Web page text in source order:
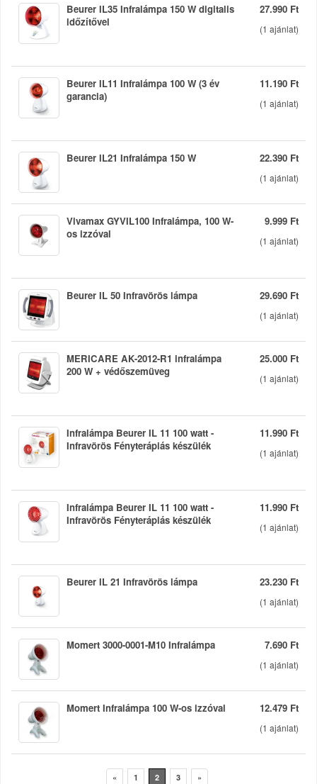
27.990 Ft
(1 ajánlat)
Beurer IL35 Infralámpa 150 W digitalis
időzítővel
11.190 Ft
(1 ajánlat)
Beurer IL11 Infralámpa 100 W (3 év
garancia)
22.390 Ft
(1 ajánlat)
Beurer IL21 Infralámpa 150 W
9.999 Ft
(1 ajánlat)
Vivamax GYVIL100 Infralámpa, 100 W-
os izzóval
29.690 Ft
(1 ajánlat)
Beurer IL 50 Infravörös lámpa
25.000 Ft
(1 ajánlat)
MERICARE AK-2012-R1 infralámpa
200 W + védőszemüveg
11.990 Ft
(1 ajánlat)
Infralámpa Beurer IL 11 100 watt -
Infravörös Fényterápiás készülék
11.990 Ft
(1 ajánlat)
Infralámpa Beurer IL 11 100 watt -
Infravörös Fényterápiás készülék
23.230 Ft
(1 ajánlat)
Beurer IL 21 Infravörös lámpa
7.690 Ft
(1 ajánlat)
Momert 3000-0001-M10 Infralámpa
12.479 Ft
(1 ajánlat)
Momert Infralámpa 100 W-os izzóval
« 1 2 3 »